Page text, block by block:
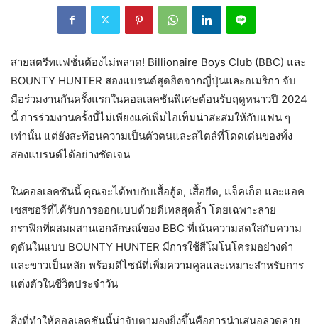
สายสตรีทแฟชั่นต้องไม่พลาด! Billionaire Boys Club (BBC) และ
BOUNTY HUNTER สองแบรนด์สุดฮิตจากญี่ปุ่นและอเมริกา จับ
มือร่วมงานกันครั้งแรกในคอลเลคชันพิเศษต้อนรับฤดูหนาวปี 2024
นี้ การร่วมงานครั้งนี้ไม่เพียงแค่เพิ่มไอเท็มน่าสะสมให้กับแฟน ๆ
เท่านั้น แต่ยังสะท้อนความเป็นตัวตนและสไตล์ที่โดดเด่นของทั้ง
สองแบรนด์ได้อย่างชัดเจน
ในคอลเลคชันนี้ คุณจะได้พบกับเสื้อฮู้ด, เสื้อยืด, แจ็คเก็ต และแอค
เซสซอรีที่ได้รับการออกแบบด้วยดีเทลสุดล้ำ โดยเฉพาะลาย
กราฟิกที่ผสมผสานเอกลักษณ์ของ BBC ที่เน้นความสดใสกับความ
ดุดันในแบบ BOUNTY HUNTER มีการใช้สีโมโนโครมอย่างดำ
และขาวเป็นหลัก พร้อมดีไซน์ที่เพิ่มความคูลและเหมาะสำหรับการ
แต่งตัวในชีวิตประจำวัน
สิ่งที่ทำให้คอลเลคชันนี้น่าจับตามองยิ่งขึ้นคือการนำเสนอลวดลาย